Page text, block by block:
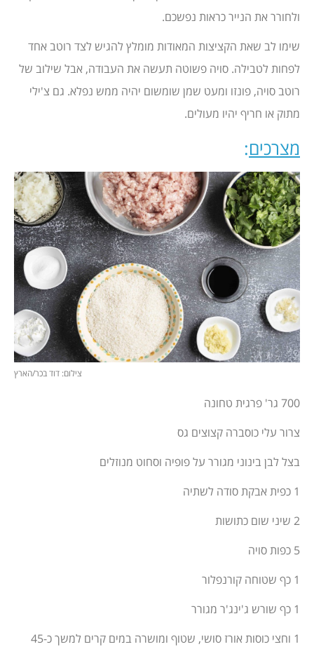
ולחורר את הנייר כראות נפשכם.
שימו לב שאת הקציצות המאודות מומלץ להגיש לצד רוטב אחד
לפחות לטבילה. סויה פשוטה תעשה את העבודה, אבל שילוב של
רוטב סויה, פונזו ומעט שמן שומשום יהיה ממש נפלא. גם צ'ילי
מתוק או חריף יהיו מעולים.
מצרכים:
צילום: דוד בכר/הארץ
700 גר' פרגית טחונה
צרור עלי כוסברה קצוצים גס
בצל לבן בינוני מגורר על פופיה וסחוט מנוזלים
1 כפית אבקת סודה לשתיה
2 שיני שום כתושות
5 כפות סויה
1 כף שטוחה קורנפלור
1 כף שורש ג'ינג'ר מגורר
1 וחצי כוסות אורז סושי, שטוף ומושרה במים קרים למשך כ-45